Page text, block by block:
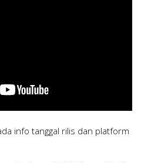
info tanggal rilis dan platform